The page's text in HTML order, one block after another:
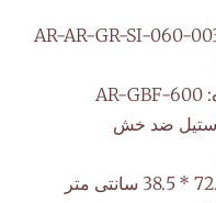
AR-AR-GR-SI-060-
AR-GBF-600
ضد خش